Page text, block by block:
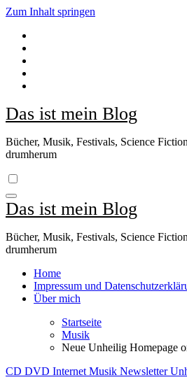
Zum Inhalt springen
Das ist mein Blog
Bücher, Musik, Festivals, Science
drumherum
Das ist mein Blog
Bücher, Musik, Festivals, Science
drumherum
Home
Impressum und
Über mich
Startseite
Musik
Neue Unheilig Homepage
CD DVD Internet Musik Newsletter